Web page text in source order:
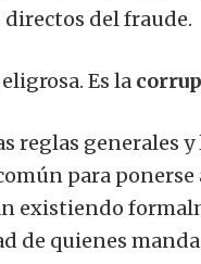
del fraude.
Es la
reglas generales
para
existiendo
de quienes